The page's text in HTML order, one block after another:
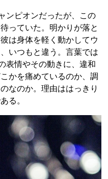
ンピオンだったが、この
っていた。明かりが落と
は身体を軽く動かしてウ
いつもと違う。言葉では
表情やその動きに、違和
かを痛めているのか、調
なのか。理由ははっきり
る。